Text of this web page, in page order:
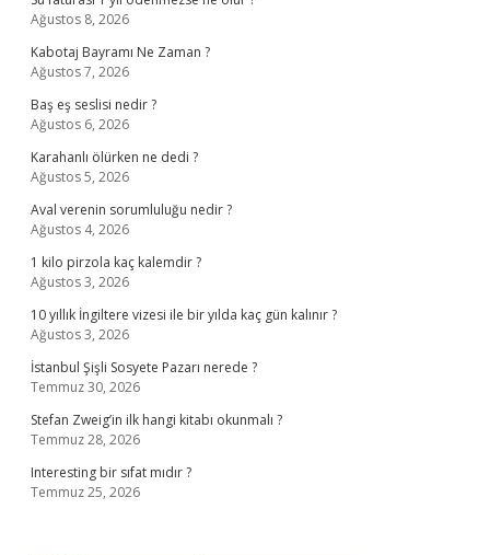
Ağustos 8, 2026
Kabotaj Bayramı Ne Zaman ?
Ağustos 7, 2026
Baş eş seslisi nedir ?
Ağustos 6, 2026
Karahanlı ölürken ne dedi ?
Ağustos 5, 2026
Aval verenin sorumluluğu nedir ?
Ağustos 4, 2026
1 kilo pirzola kaç kalemdir ?
Ağustos 3, 2026
10 yıllık İngiltere vizesi ile bir yılda kaç gün kalınır ?
Ağustos 3, 2026
İstanbul Şişli Sosyete Pazarı nerede ?
Temmuz 30, 2026
Stefan Zweig’in ilk hangi kitabı okunmalı ?
Temmuz 28, 2026
Interesting bir sıfat mıdır ?
Temmuz 25, 2026